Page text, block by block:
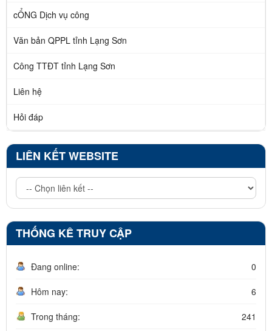
cỔNG Dịch vụ công
Văn bản QPPL tỉnh Lạng Sơn
Công TTĐT tỉnh Lạng Sơn
Liên hệ
Hỏi đáp
LIÊN KẾT WEBSITE
THỐNG KÊ TRUY CẬP
Đang online: 0
Hôm nay: 6
Trong tháng: 241